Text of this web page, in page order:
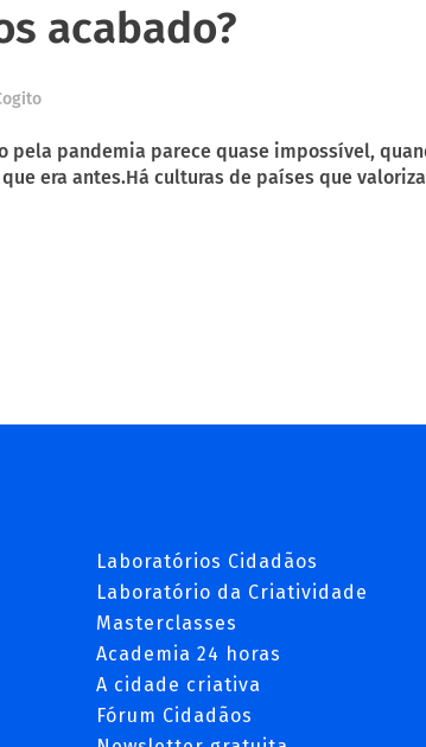
acabado?
pandemia parece quase impossível,
era antes.Há culturas de países que
Laboratórios Cidadãos
Laboratório da Criatividade
Masterclasses
Academia 24 horas
A cidade criativa
Fórum Cidadãos